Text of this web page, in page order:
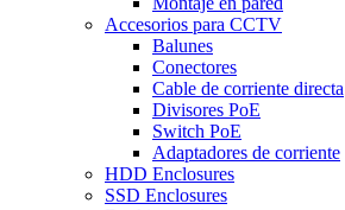
Accesorios para CCTV
Balunes
Conectores
Cable de corriente directa
Divisores PoE
Switch PoE
Adaptadores de corriente
HDD Enclosures
SSD Enclosures